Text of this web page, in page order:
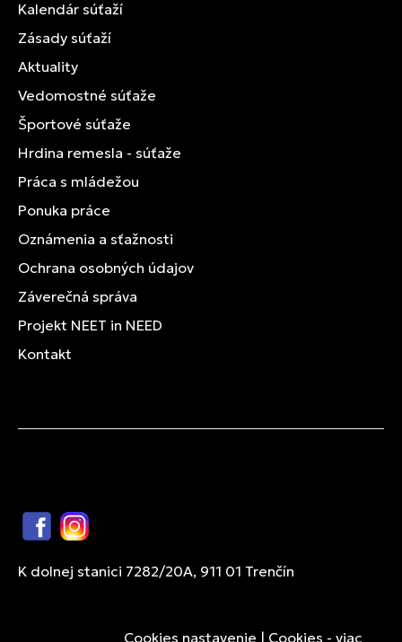
Kalendár súťaží
Zásady súťaží
Aktuality
Vedomostné súťaže
Športové súťaže
Hrdina remesla - súťaže
Práca s mládežou
Ponuka práce
Oznámenia a sťažnosti
Ochrana osobných údajov
Záverečná správa
Projekt NEET in NEED
Kontakt
FacebookInstagram
K dolnej stanici 7282/20A, 911 01 Trenčín
Cookies nastavenie | Cookies - viac